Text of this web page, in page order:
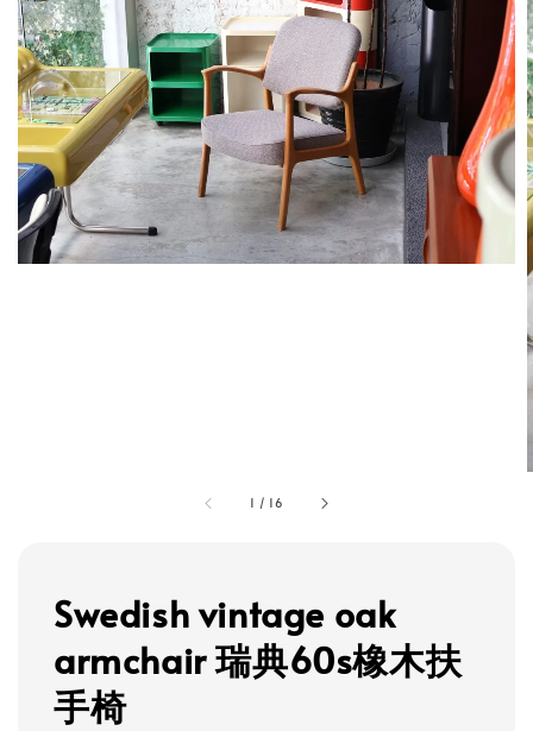
1 / 16
Swedish vintage oak
armchair 瑞典60s橡木扶
手椅